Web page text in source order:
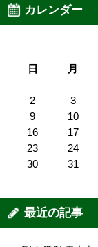
カレンダー
日
月
2
3
9
10
16
17
23
24
30
31
最近の記事